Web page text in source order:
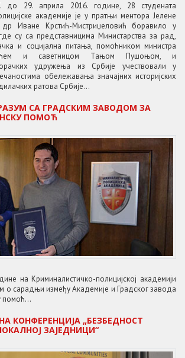
29. априла 2016. године, 28 студената
академије је у пратњи ментора Јелене
Иване Крстић-Мистриџеловић боравило у
су са представницима Министарства за рад,
и социјална питања, помоћником министра
и саветницом Тањом Пушоњом, и
удружења из Србије учествовали у
обележавања значајних историјских
ратова Србије...
СА ГРАДСКИМ ЗАВОДОМ ЗА
ПОМОЋ
на Криминалистичко-полицијској академији
о сарадњи између Академије и Градског завода
помоћ...
КОНФЕРЕНЦИЈА „БЕЗБЕДНОСТ
ЗАЈЕДНИЦИ“